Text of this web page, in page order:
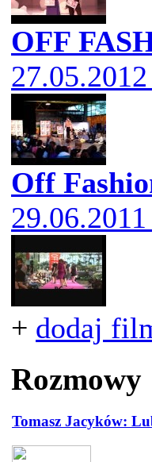
OFF
Off
+ dodaj
Rozmowy
Tomasz Jacyków: